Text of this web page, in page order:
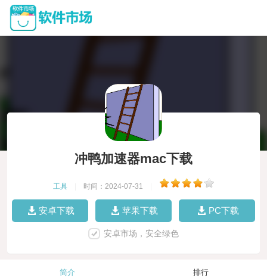
冲鸭加速器mac下载
工具 时间：2024-07-31
安卓下载 苹果下载 PC下载
安卓市场，安全绿色
简介 排行